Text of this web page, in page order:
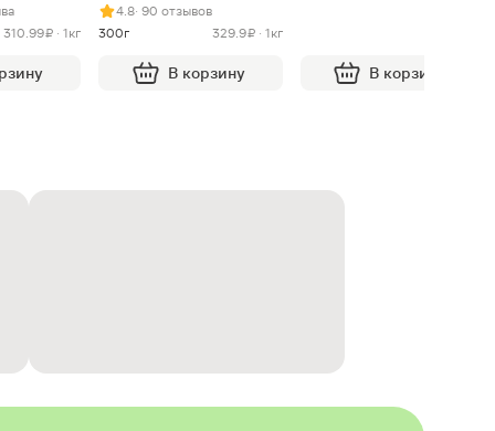
310.99 ₽ · 1кг
4.8· 90 отзывов
300г
329.9 ₽ · 1кг
В корзину В корзину